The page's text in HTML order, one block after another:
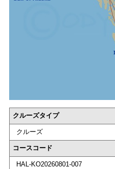
クルーズタイプ
クルーズ
コースコード
HAL-KO20260801-007